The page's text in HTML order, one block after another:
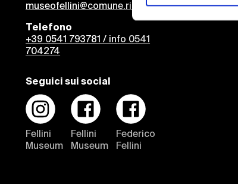
museofellini@comune.rimini.it
Telefono
+39 0541 793781 / info 0541
704274
Seguici sui social
Fellini
Museum
Fellini
Museum
Federico
Fellini